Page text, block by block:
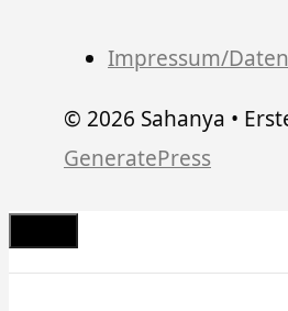
Impressum/
© 2026 Sahanya •
GeneratePress
Schließen